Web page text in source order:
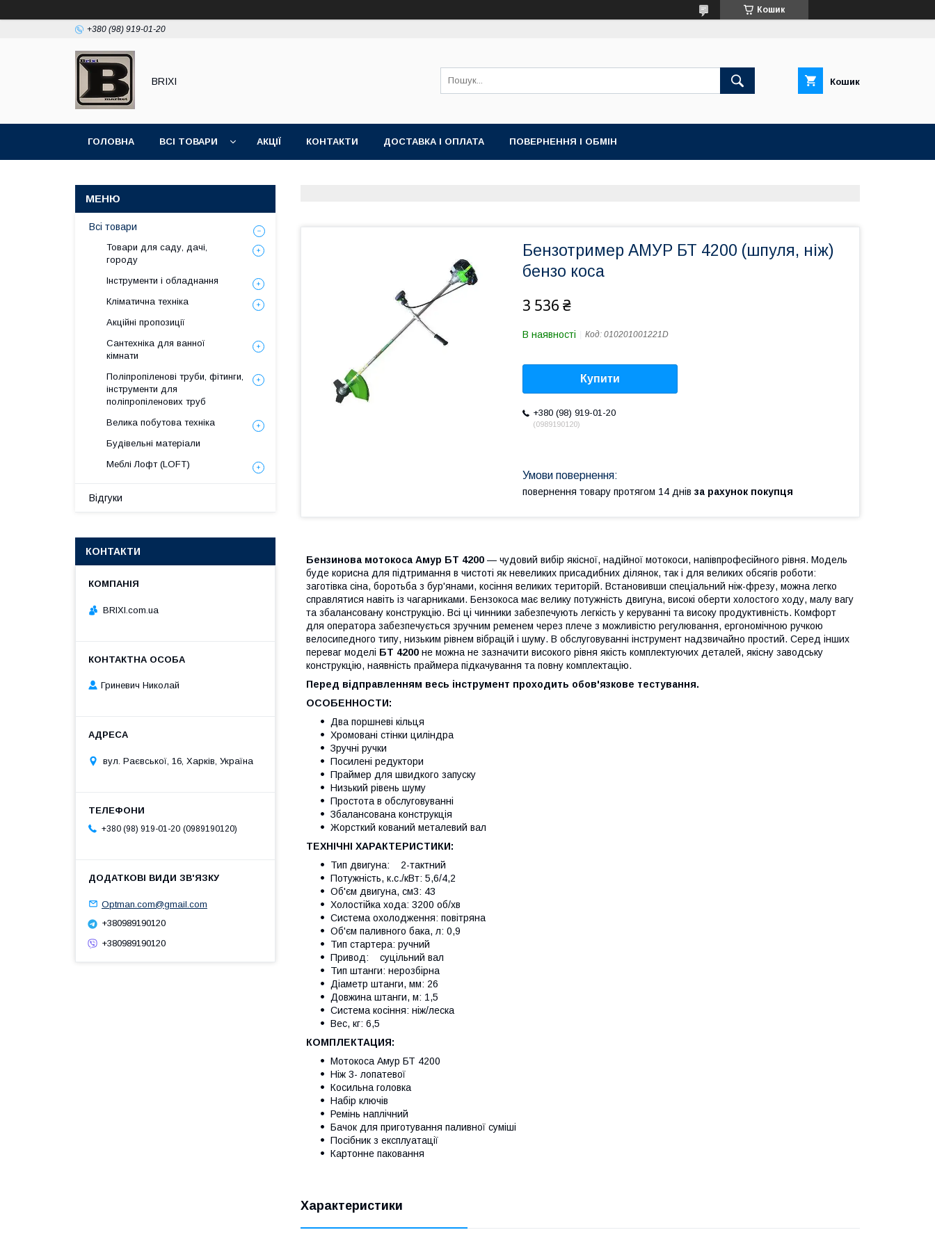
Кошик
+380 (98) 919-01-20
BRIXI Кошик
ГОЛОВНА ВСІ ТОВАРИ АКЦІЇ КОНТАКТИ ДОСТАВКА І ОПЛАТА ПОВЕРНЕННЯ І ОБМІН
Бензотример АМУР БТ 4200 (шпуля, ніж)
бензо коса
3 536 ₴
В наявності Код: 010201001221D
Купити
+380 (98) 919-01-20
0989190120
повернення товару протягом 14 днів за рахунок покупця
Бензинова мотокоса Амур БТ 4200 — чудовий вибір якісної, надійної мотокоси, напівпрофесійного рівня. Модель
буде корисна для підтримання в чистоті як невеликих присадибних ділянок, так і для великих обсягів роботи:
заготівка сіна, боротьба з бур'янами, косіння великих територій. Встановивши спеціальний ніж-фрезу, можна легко
справлятися навіть із чагарниками. Бензокоса має велику потужність двигуна, високі оберти холостого ходу, малу вагу
та збалансовану конструкцію. Всі ці чинники забезпечують легкість у керуванні та високу продуктивність. Комфорт
для оператора забезпечується зручним ременем через плече з можливістю регулювання, ергономічною ручкою
велосипедного типу, низьким рівнем вібрацій і шуму. В обслуговуванні інструмент надзвичайно простий. Серед інших
переваг моделі БТ 4200 не можна не зазначити високого рівня якість комплектуючих деталей, якісну заводську
конструкцію, наявність праймера підкачування та повну комплектацію.
Перед відправленням весь інструмент проходить обов'язкове тестування.
ОСОБЕННОСТИ:
Два поршневі кільця
Хромовані стінки циліндра
Зручні ручки
Посилені редуктори
Праймер для швидкого запуску
Низький рівень шуму
Простота в обслуговуванні
Збалансована конструкція
Жорсткий кований металевий вал
ТЕХНІЧНІ ХАРАКТЕРИСТИКИ:
Тип двигуна: 2-тактний
Потужність, к.с./кВт: 5,6/4,2
Об'єм двигуна, см3: 43
Холостійка хода: 3200 об/хв
Система охолодження: повітряна
Об'єм паливного бака, л: 0,9
Тип стартера: ручний
Привод: суцільний вал
Тип штанги: нерозбірна
Діаметр штанги, мм: 26
Довжина штанги, м: 1,5
Система косіння: ніж/леска
Вес, кг: 6,5
КОМПЛЕКТАЦИЯ:
Мотокоса Амур БТ 4200
Ніж 3- лопатевої
Косильна головка
Набір ключів
Ремінь наплічний
Бачок для приготування паливної суміші
Посібник з експлуатації
Картонне паковання
Характеристики
Всі товари
Товари для саду, дачі,
городу
Інструменти і обладнання
Кліматична техніка
Акційні пропозиції
Сантехніка для ванної
кімнати
Поліпропіленові труби, фітинги,
інструменти для
поліпропіленових труб
Велика побутова техніка
Будівельні матеріали
Меблі Лофт (LOFT)
Відгуки
КОНТАКТИ
BRIXI.com.ua
Гриневич Николай
вул. Раєвської, 16, Харків, Україна
+380 (98) 919-01-20 0989190120
Optman.com@gmail.com
+380989190120
+380989190120